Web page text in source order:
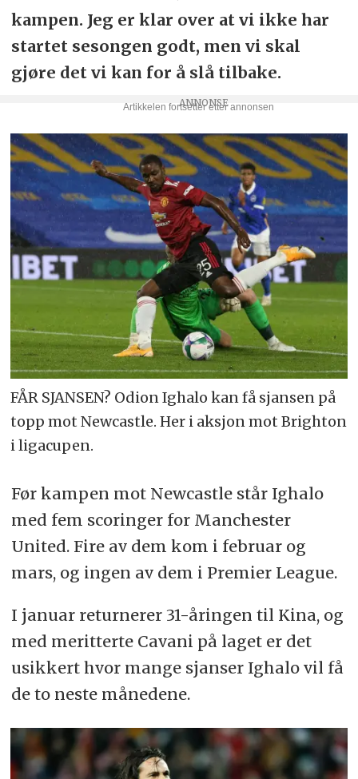
kampen. Jeg er klar over at vi ikke har
startet sesongen godt, men vi skal
gjøre det vi kan for å slå tilbake.
FÅR SJANSEN? Odion Ighalo kan få sjansen på
topp mot Newcastle. Her i aksjon mot Brighton
i ligacupen.
Før kampen mot Newcastle står Ighalo
med fem scoringer for Manchester
United. Fire av dem kom i februar og
mars, og ingen av dem i Premier League.
I januar returnerer 31-åringen til Kina, og
med meritterte Cavani på laget er det
usikkert hvor mange sjanser Ighalo vil få
de to neste månedene.